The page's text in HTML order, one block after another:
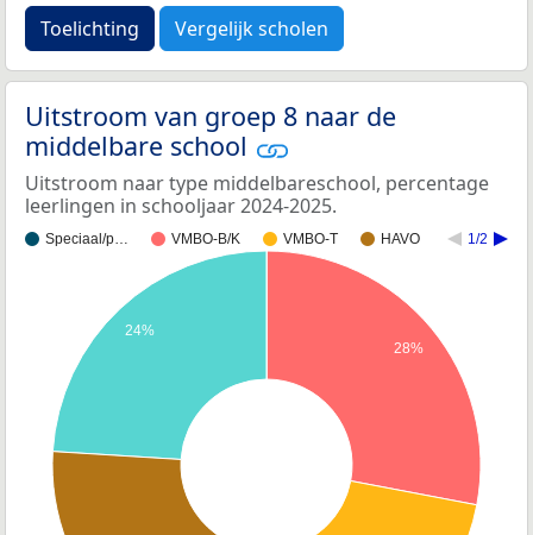
Toelichting Vergelijk scholen
Uitstroom van groep 8 naar de
middelbare school
Uitstroom naar type middelbareschool, percentage
leerlingen in schooljaar 2024-2025.
Speciaal/p… VMBO-B/K VMBO-T HAVO 1/2
28%
24%